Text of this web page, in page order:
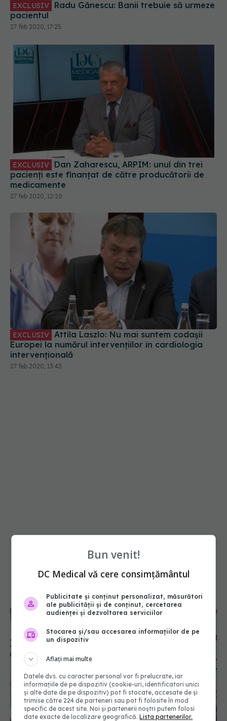
EXCLUSIV
pacientul
27 feb 2020, 17:25
EXCLUSIV
pacienți este finanțat de către producătorii de
medicamente
27 feb 2020, 12:20
EXCLUSIV
Europei la numărul intervențiilor în cardiologia
intervențională
27 feb 2020, 13:43
Bun venit!
DC Medical vă cere consimțământul
Publicitate și conținut personalizat, măsurători
ale publicității și de conținut, cercetarea
audienței și dezvoltarea serviciilor
Stocarea și/sau accesarea informațiilor de pe
un dispozitiv
Aflați mai multe
Datele dvs. cu caracter personal vor fi prelucrate, iar
informațiile de pe dispozitiv (cookie-uri, identificatori unici
și alte date de pe dispozitiv) pot fi stocate, accesate de și
trimise către 224 de parteneri sau pot fi folosite în mod
specific de acest site. Noi și partenerii noștri putem folosi
date exacte de localizare geografică.Lista partenerilor.